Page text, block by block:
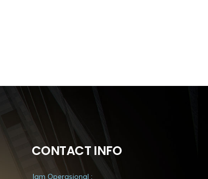
CONTACT INFO
Jam Operasional :